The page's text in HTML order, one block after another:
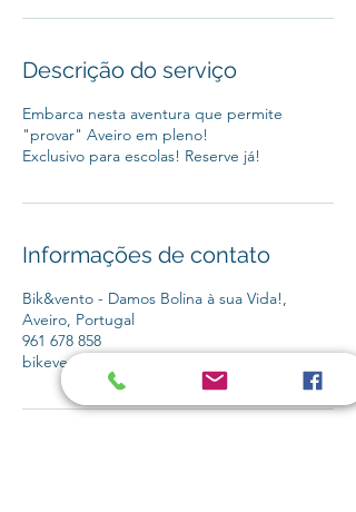
Descrição do serviço
Embarca nesta aventura que permite
"provar" Aveiro em pleno!
Exclusivo para escolas! Reserve já!
Informações de contato
Bik&vento - Damos Bolina à sua Vida!,
Aveiro, Portugal
961 678 858
bikevento@gmail.com